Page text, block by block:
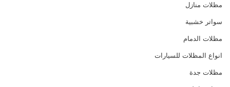
مظلات منازل
سواتر خشبية
مظلات الدمام
انواع المظلات للسيارات
مظلات جدة